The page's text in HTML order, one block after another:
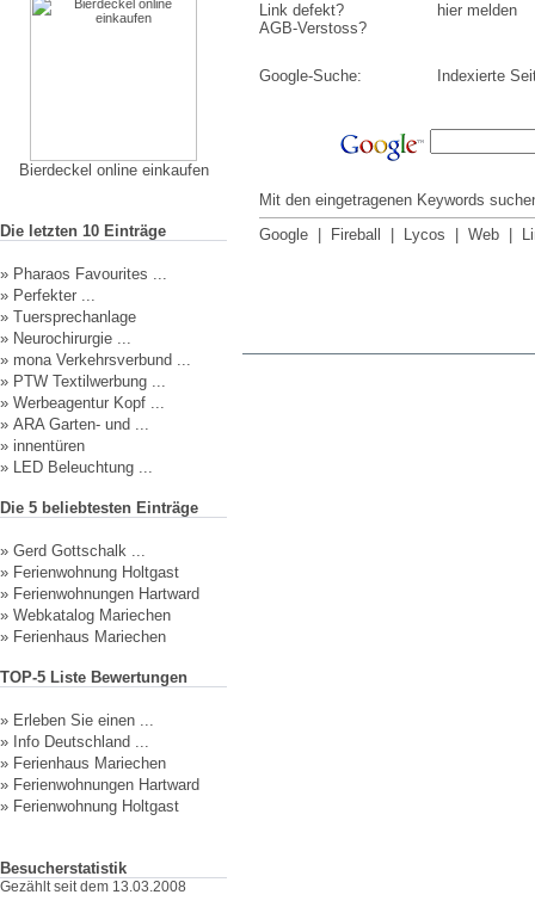
Bierdeckel online einkaufen
Die letzten 10 Einträge
» Pharaos Favourites ...
» Perfekter ...
» Tuersprechanlage
» Neurochirurgie ...
» mona Verkehrsverbund ...
» PTW Textilwerbung ...
» Werbeagentur Kopf ...
» ARA Garten- und ...
» innentüren
» LED Beleuchtung ...
Die 5 beliebtesten Einträge
» Gerd Gottschalk ...
» Ferienwohnung Holtgast
» Ferienwohnungen Hartward
» Webkatalog Mariechen
» Ferienhaus Mariechen
TOP-5 Liste Bewertungen
» Erleben Sie einen ...
» Info Deutschland ...
» Ferienhaus Mariechen
» Ferienwohnungen Hartward
» Ferienwohnung Holtgast
Besucherstatistik
Gezählt seit dem 13.03.2008
Link defekt?
AGB-Verstoss?
hier melden
Google-Suche: Indexierte
Mit den eingetragenen Keywords
Google
Fireball Lycos Web